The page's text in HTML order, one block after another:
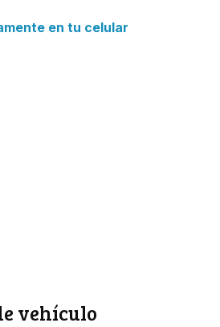
en tu celular
vehículo